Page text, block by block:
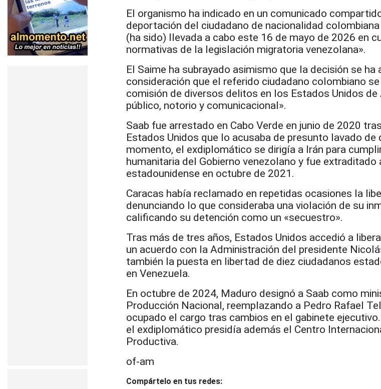
El organismo ha indicado en un comunicado
deportación del ciudadano de nacionalidad
(ha sido) llevada a cabo este 16 de mayo de 2026 en
normativas de la legislación migratoria venezolana».
El Saime ha subrayado asimismo que la decisión se
consideración que el referido ciudadano colombiano
comisión de diversos delitos en los Estados Unidos
público, notorio y comunicacional».
Saab fue arrestado en Cabo Verde en junio de 2020
Estados Unidos que lo acusaba de presunto lavado de
momento, el exdiplomático se dirigía a Irán para
humanitaria del Gobierno venezolano y fue extraditado
estadounidense en octubre de 2021.
Caracas había reclamado en repetidas ocasiones la
denunciando lo que consideraba una violación de su
calificando su detención como un «secuestro».
Tras más de tres años, Estados Unidos accedió a
un acuerdo con la Administración del presidente
también la puesta en libertad de diez ciudadanos
en Venezuela.
En octubre de 2024, Maduro designó a Saab como
Producción Nacional, reemplazando a Pedro Rafael
ocupado el cargo tras cambios en el gabinete
el exdiplomático presidía además el Centro
Productiva.
of-am
Compártelo en tus redes: